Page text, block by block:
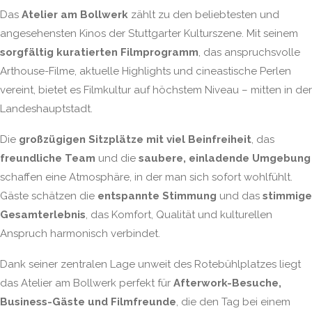
Das Atelier am Bollwerk zählt zu den beliebtesten und
angesehensten Kinos der Stuttgarter Kulturszene. Mit seinem
sorgfältig kuratierten Filmprogramm, das anspruchsvolle
Arthouse-Filme, aktuelle Highlights und cineastische Perlen
vereint, bietet es Filmkultur auf höchstem Niveau – mitten in der
Landeshauptstadt.
Die großzügigen Sitzplätze mit viel Beinfreiheit, das
freundliche Team und die saubere, einladende Umgebung
schaffen eine Atmosphäre, in der man sich sofort wohlfühlt.
Gäste schätzen die entspannte Stimmung und das stimmige
Gesamterlebnis, das Komfort, Qualität und kulturellen
Anspruch harmonisch verbindet.
Dank seiner zentralen Lage unweit des Rotebühlplatzes liegt
das Atelier am Bollwerk perfekt für Afterwork-Besuche,
Business-Gäste und Filmfreunde, die den Tag bei einem